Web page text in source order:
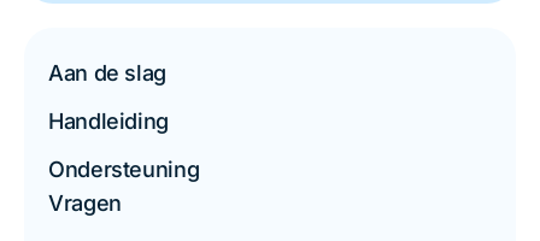
Aan de slag
Handleiding
Ondersteuning
Vragen